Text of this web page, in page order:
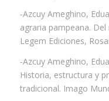
-Azcuy Ameghino,
agraria pampeana.
Legem Ediciones,
-Azcuy Ameghino,
Historia, estructura y
tradicional. Imago